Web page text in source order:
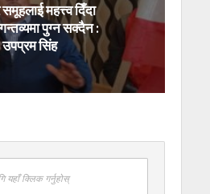
समूहलाई महत्त्व दिँदा
पुग्न सक्दैन :
उपप्रम सिंह
यहाँ क्लिक गर्नुहोस्